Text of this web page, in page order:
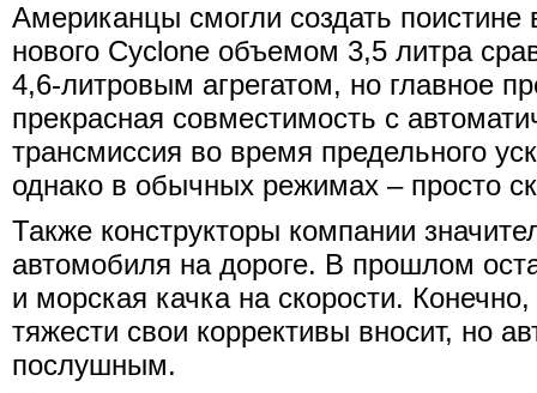
Американцы смогли создать
нового Cyclone объемом 3,5 литра
4,6-литровым агрегатом, но главное
прекрасная совместимость с
трансмиссия во время предельного
однако в обычных режимах – просто
Также конструкторы компании
автомобиля на дороге. В прошлом
и морская качка на скорости.
тяжести свои коррективы вносит, но
послушным.